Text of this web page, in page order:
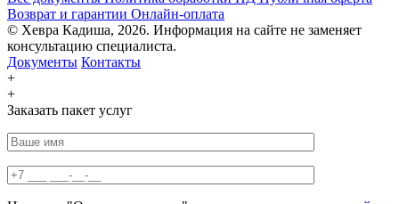
Возврат и гарантии Онлайн-оплата
© Хевра Кадиша, 2026. Информация на сайте не заменяет
консультацию специалиста.
Документы Контакты
+
+
Заказать пакет услуг